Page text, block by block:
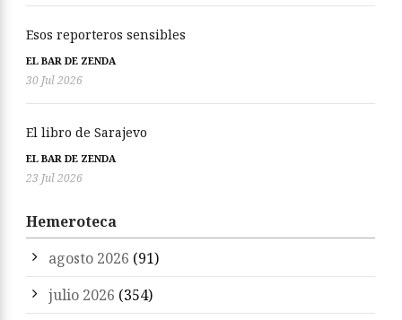
Esos reporteros sensibles
EL BAR DE ZENDA
30 Jul 2026
El libro de Sarajevo
EL BAR DE ZENDA
23 Jul 2026
Hemeroteca
agosto 2026 (91)
julio 2026 (354)